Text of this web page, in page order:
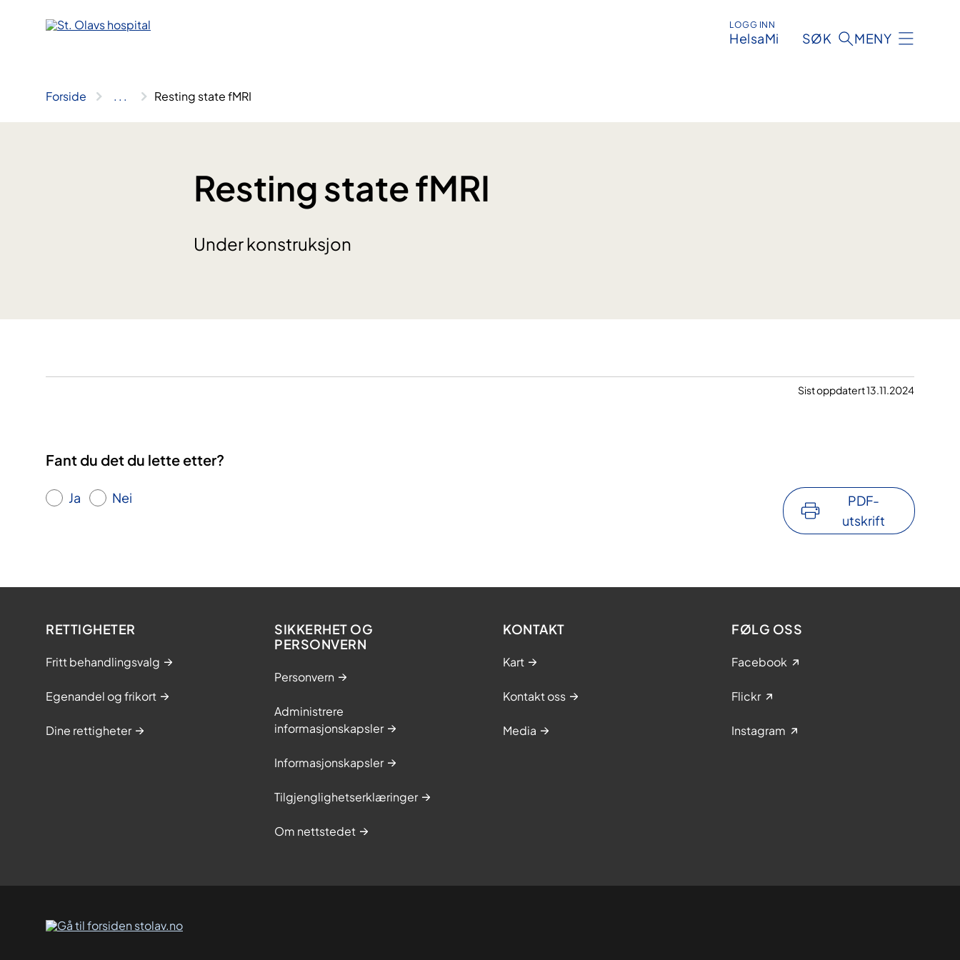
LOGG INN
HelsaMi SØK MENY
Forside .. . Resting state fMRI
Resting state fMRI
Under konstruksjon
Sist oppdatert 13.11.2024
Fant du det du lette etter?
Ja Nei
PDF-
utskrift
RETTIGHETER
Fritt behandlingsvalg
Egenandel og frikort
Dine rettigheter
SIKKERHET OG
PERSONVERN
Personvern
Administrere
informasjonskapsler
Informasjonskapsler
Tilgjenglighetserklæringer
Om nettstedet
KONTAKT
Kart
Kontakt oss
Media
FØLG OSS
Facebook
Flickr
Instagram